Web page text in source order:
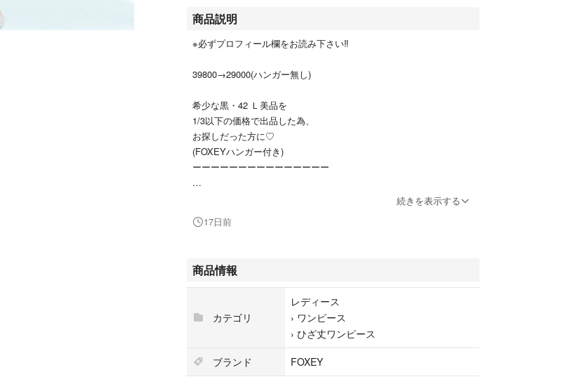
商品説明
※必ずプロフィール欄をお読み下さい‼︎
39800→29000(ハンガー無し)
希少な黒・42 Ｌ美品を
1/3以下の価格で出品した為、
お探しだった方に♡
(FOXEYハンガー付き)
ーーーーーーーーーーーーーーー
ブラックワンピース 】
着る人だれもが女性らしいスタイルに見える理想的なくびれシルエッ
トは、まさにブランドの真骨頂 。
計算された適度なタックで
緩やかなウエストライン描き、
シンプル過ぎない上品なワンピースです。
万能ブラックなので、オフィス、卒業式や入学式など式典にもオスス
続きを表示する
17日前
商品情報
カテゴリ
レディース
› ワンピース
› ひざ丈ワンピース
ブランド
FOXEY